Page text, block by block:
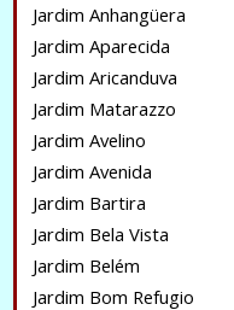
Jardim Anhangüera
Jardim Aparecida
Jardim Aricanduva
Jardim Matarazzo
Jardim Avelino
Jardim Avenida
Jardim Bartira
Jardim Bela Vista
Jardim Belém
Jardim Bom Refugio